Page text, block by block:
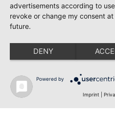
advertisements according to
revoke or change my consent
future.
DENY
Powered by
Imprint